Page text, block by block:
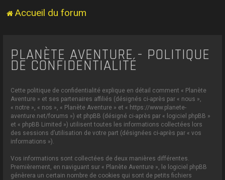
Accueil du forum
PLANÈTE AVENTURE - POLITIQUE
DE CONFIDENTIALITÉ
Cette politique de confidentialité explique en détail comment « Planète
Aventure » et ses partenaires affiliés (désignés ci-après par « nous »,
« notre », « nos », « Planète Aventure » et « https://www.planete-
aventure.net/forums ») et phpBB (désigné ci-après par « logiciel phpBB »
et « phpBB Limited ») utilisent toutes les informations collectées lors
des sessions d’utilisation de votre part (désignées ci-après par « vos
informations »).
Vos informations sont collectées de deux manières différentes.
Premièrement, en naviguant sur « Planète Aventure », le logiciel phpBB
génèrera un certain nombre de cookies qui sont de petits fichiers